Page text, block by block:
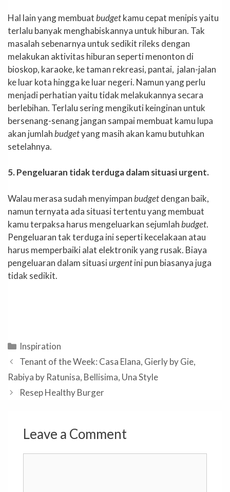
Hal lain yang membuatbudgetkamu cepat menipis yaitu
terlalu banyak menghabiskannya untuk hiburan. Tak
masalah sebenarnya untuk sedikit rileks dengan
melakukan aktivitas hiburan seperti menonton di
bioskop, karaoke, ke taman rekreasi, pantai, jalan-jalan
ke luar kota hingga ke luar negeri. Namun yang perlu
menjadi perhatian yaitu tidak melakukannya secara
berlebihan. Terlalu sering mengikuti keinginan untuk
bersenang-senang jangan sampai membuat kamu lupa
akan jumlahbudgetyang masih akan kamu butuhkan
setelahnya.
5. Pengeluaran tidak terduga dalam situasi urgent.
Walau merasa sudah menyimpanbudgetdengan baik,
namun ternyata ada situasi tertentu yang membuat
kamu terpaksa harus mengeluarkan sejumlahbudget.
Pengeluaran tak terduga ini seperti kecelakaan atau
harus memperbaiki alat elektronik yang rusak. Biaya
pengeluaran dalam situasiurgentini pun biasanya juga
tidak sedikit.
Categories
Inspiration
Tenant of the Week: Casa Elana, Gierly by Gie,
Rabiya by Ratunisa, Bellisima, Una Style
Resep Healthy Burger
Leave a Comment